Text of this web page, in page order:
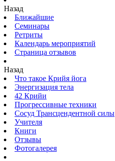
Назад
Ближайшие
Семинары
Ретриты
Календарь мероприятий
Страница отзывов
Назад
Что такое Крийя йога
Энергизация тела
42 Крийи
Прогрессивные техники
Сосуд Трансцендентной силы
Учителя
Книги
Отзывы
Фотогалерея